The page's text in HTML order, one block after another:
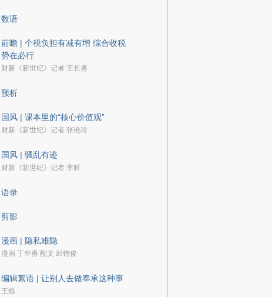
数语
前瞻 | 个税负担有减有增 综合收税
势在必行
财新《新世纪》记者 王长勇
预析
国风 | 课本里的“核心价值观”
财新《新世纪》记者 张艳玲
国风 | 骚乱有迹
财新《新世纪》记者 李昕
语录
剪影
漫画 | 隐私难隐
漫画 丁华勇 配文 邱锴俊
编辑絮语 | 让别人去做奉承这种事
王烁